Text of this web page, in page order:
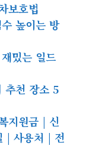
보호법
높이는 방
밌는 일드
추천 장소 5
지원금 | 신
| 사용처 | 전